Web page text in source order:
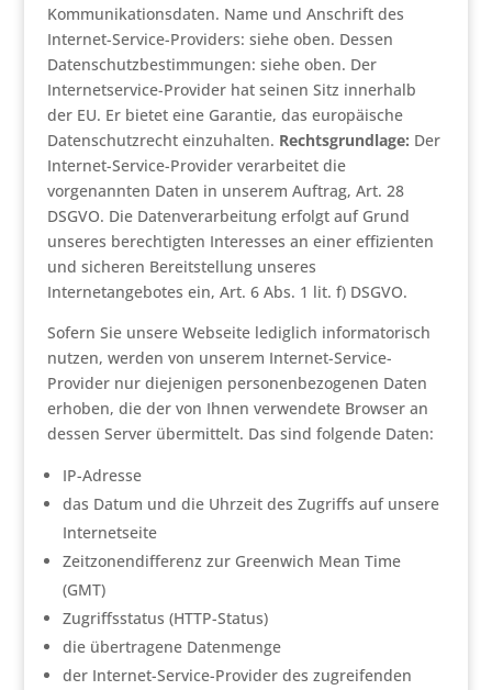
Kommunikationsdaten. Name und Anschrift des
Internet-Service-Providers: siehe oben. Dessen
Datenschutzbestimmungen: siehe oben. Der
Internetservice-Provider hat seinen Sitz innerhalb
der EU. Er bietet eine Garantie, das europäische
Datenschutzrecht einzuhalten. Rechtsgrundlage: Der
Internet-Service-Provider verarbeitet die
vorgenannten Daten in unserem Auftrag, Art. 28
DSGVO. Die Datenverarbeitung erfolgt auf Grund
unseres berechtigten Interesses an einer effizienten
und sicheren Bereitstellung unseres
Internetangebotes ein, Art. 6 Abs. 1 lit. f) DSGVO.
Sofern Sie unsere Webseite lediglich informatorisch
nutzen, werden von unserem Internet-Service-
Provider nur diejenigen personenbezogenen Daten
erhoben, die der von Ihnen verwendete Browser an
dessen Server übermittelt. Das sind folgende Daten:
IP-Adresse
das Datum und die Uhrzeit des Zugriffs auf unsere
Internetseite
Zeitzonendifferenz zur Greenwich Mean Time
(GMT)
Zugriffsstatus (HTTP-Status)
die übertragene Datenmenge
der Internet-Service-Provider des zugreifenden